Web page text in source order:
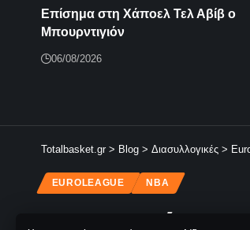
Επίσημα στη Χάποελ Τελ Αβίβ ο
Μπουρντιγιόν
06/08/2026
Totalbasket.gr > Blog > Διασυλλογικές >
EUROLEAGUE NBA